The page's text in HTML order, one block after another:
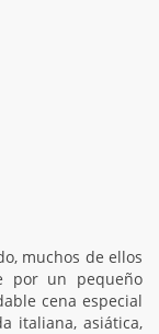
muchos de ellos
por un pequeño
cena especial
italiana, asiática,